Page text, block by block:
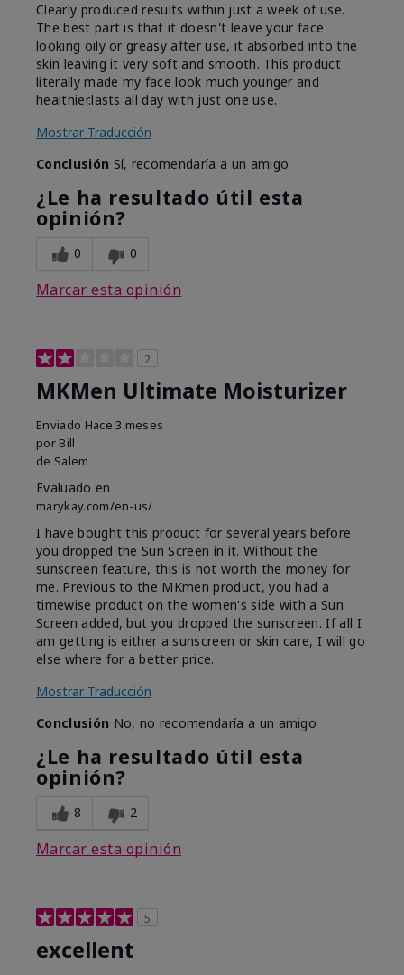
Clearly produced results within just a week of use.
The best part is that it doesn't leave your face
looking oily or greasy after use, it absorbed into the
skin leaving it very soft and smooth. This product
literally made my face look much younger and
healthier.lasts all day with just one use.
Mostrar Traducción
Conclusión Sí, recomendaría a un amigo
¿Le ha resultado útil esta
opinión?
0 0
Marcar esta opinión
2
MKMen Ultimate Moisturizer
Enviado Hace 3 meses
por Bill
de Salem
Evaluado en
marykay.com/en-us/
I have bought this product for several years before
you dropped the Sun Screen in it. Without the
sunscreen feature, this is not worth the money for
me. Previous to the MKmen product, you had a
timewise product on the women's side with a Sun
Screen added, but you dropped the sunscreen. If all I
am getting is either a sunscreen or skin care, I will go
else where for a better price.
Mostrar Traducción
Conclusión No, no recomendaría a un amigo
¿Le ha resultado útil esta
opinión?
8 2
Marcar esta opinión
5
excellent